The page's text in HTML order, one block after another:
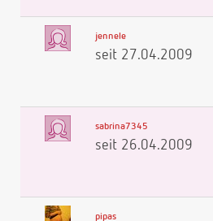
jennele
seit 27.04.2009
sabrina7345
seit 26.04.2009
pipas